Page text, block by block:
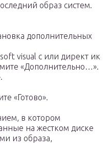
образ систем.
дополнительных
visual c или директ икс,
«Дополнительно…».
«Готово».
в котором
на жестком диске
из образа,